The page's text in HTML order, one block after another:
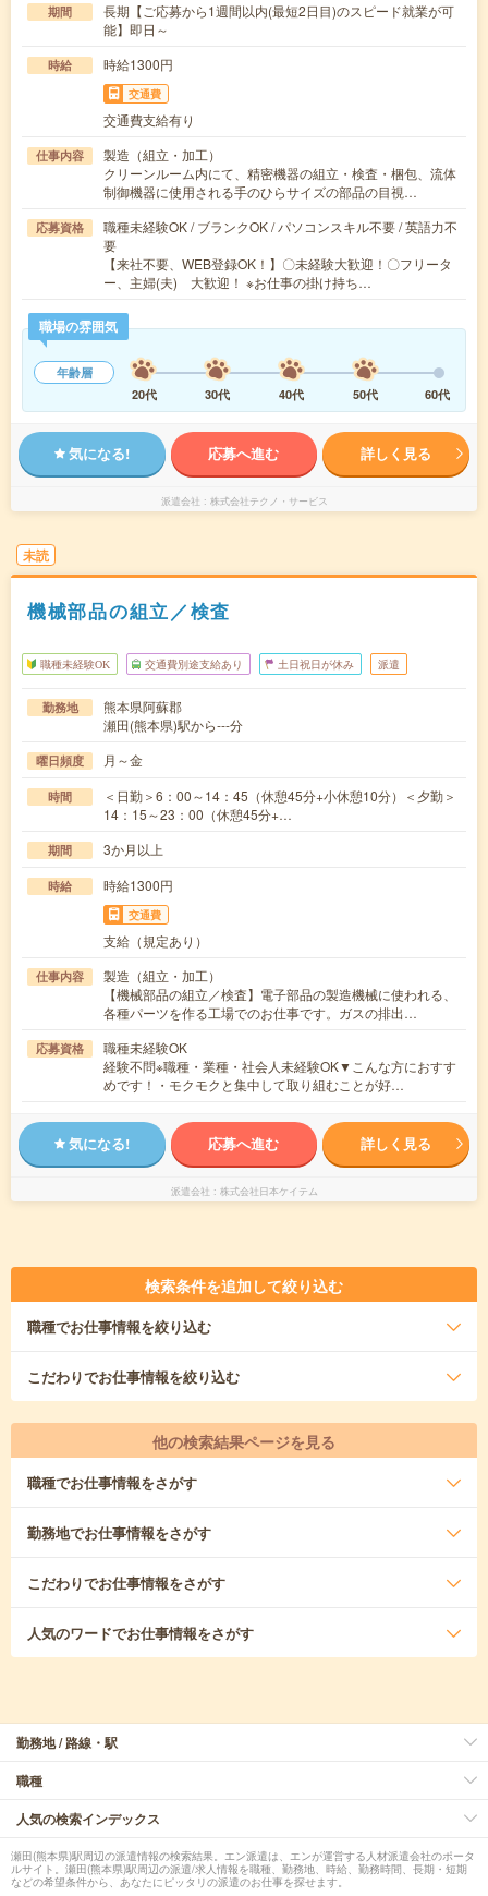
期間
長期【ご応募から1週間以内(最短2日目)のスピード就業が可
能】即日～
時給 時給1300円
交通費
交通費支給有り
仕事内容
製造（組立・加工）
クリーンルーム内にて、精密機器の組立・検査・梱包、流体
制御機器に使用される手のひらサイズの部品の目視…
応募資格
職種未経験OK / ブランクOK / パソコンスキル不要 / 英語力不
要
【来社不要、WEB登録OK！】〇未経験大歓迎！〇フリータ
ー、主婦(夫) 大歓迎！ ※お仕事の掛け持ち…
職場の雰囲気
年齢層
20代
30代 40代 50代 60代
気になる! 応募へ進む 詳しく見る
派遣会社 株式会社テクノ・サービス
未読
機械部品の組立／検査
職種未経験OK 交通費別途支給あり 土日祝日が休み 派遣
勤務地
熊本県阿蘇郡
瀬田(熊本県)駅から---分
曜日頻度 月～金
時間
＜日勤＞6：00～14：45（休憩45分+小休憩10分）＜夕勤＞
14：15～23：00（休憩45分+…
期間 3か月以上
時給 時給1300円
交通費
支給（規定あり）
仕事内容
製造（組立・加工）
【機械部品の組立／検査】電子部品の製造機械に使われる、
各種パーツを作る工場でのお仕事です。ガスの排出…
応募資格
職種未経験OK
経験不問※職種・業種・社会人未経験OK▼こんな方におすす
めです！・モクモクと集中して取り組むことが好…
気になる! 応募へ進む 詳しく見る
派遣会社 株式会社日本ケイテム
検索条件を追加して絞り込む
職種でお仕事情報を絞り込む
こだわりでお仕事情報を絞り込む
他の検索結果ページを見る
職種でお仕事情報をさがす
勤務地でお仕事情報をさがす
こだわりでお仕事情報をさがす
人気のワードでお仕事情報をさがす
勤務地 / 路線・駅
職種
人気の検索インデックス
瀬田(熊本県)駅周辺の派遣情報の検索結果。エン派遣は、エンが運営する人材派遣会社のポータ
ルサイト。瀬田(熊本県)駅周辺の派遣/求人情報を職種、勤務地、時給、勤務時間、長期・短期
などの希望条件から、あなたにピッタリの派遣のお仕事を探せます。